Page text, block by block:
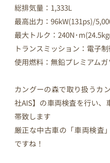
総排気量：1,333L
最高出力：96kW(131ps)/
最大トルク：240N･
トランスミッション：電子制
使用燃料：無鉛プレミアムガ
カングーの森で取り扱うカ
社AIS】の車両検査を行い
帯致します
厳正な中古車の「車両検査
ですね！